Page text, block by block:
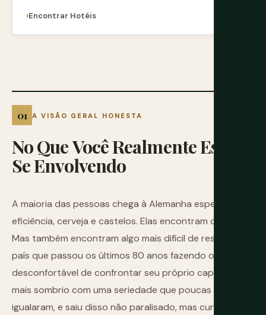
A VISÃO GERAL HONESTA
NoQueVocêRealmenteEstá
SeEnvolvendo
A maioria das pessoas chega à Alemanha esperando
eficiência, cerveja e castelos. Elas encontram os três.
Mas também encontram algo mais difícil de resumir: um
país que passou os últimos 80 anos fazendo o trabalho
desconfortável de confrontar seu próprio capítulo
mais sombrio com uma seriedade que poucas nações
igualaram, e saiu disso não paralisado, mas curioso,
Encontrar Hotéis